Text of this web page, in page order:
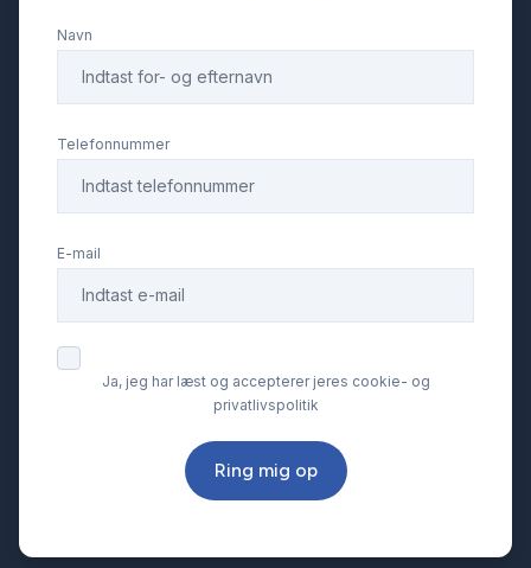
Navn
Telefonnummer
E-mail
Ja, jeg har læst og accepterer jeres cookie- og
privatlivspolitik
Ring mig op